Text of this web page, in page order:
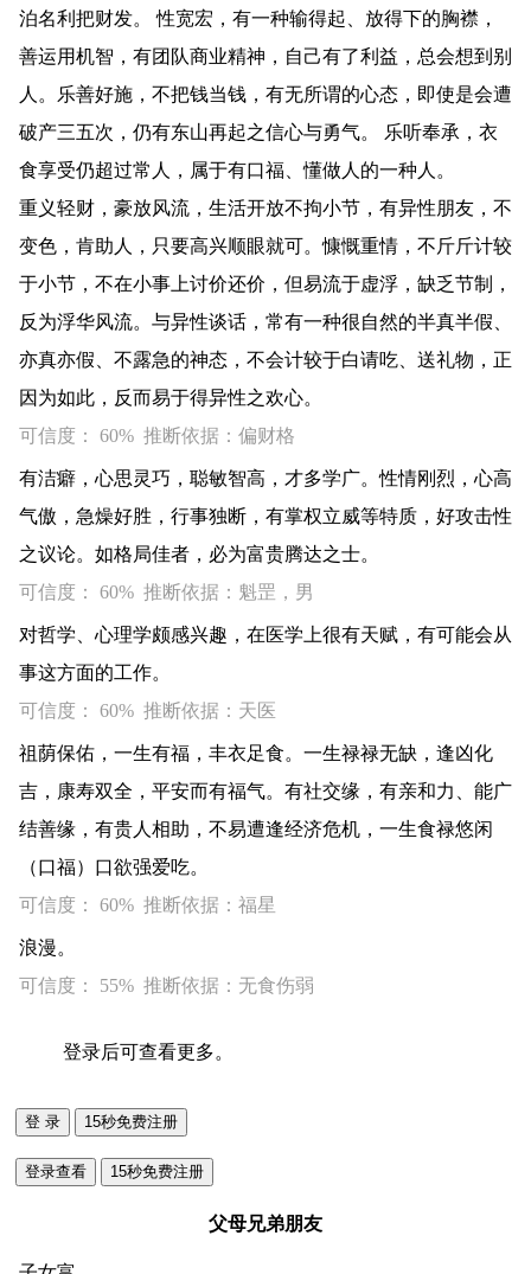
泊名利把财发。 性宽宏，有一种输得起、放得下的胸襟，
善运用机智，有团队商业精神，自己有了利益，总会想到别
人。乐善好施，不把钱当钱，有无所谓的心态，即使是会遭
破产三五次，仍有东山再起之信心与勇气。 乐听奉承，衣
食享受仍超过常人，属于有口福、懂做人的一种人。
重义轻财，豪放风流，生活开放不拘小节，有异性朋友，不
变色，肯助人，只要高兴顺眼就可。慷慨重情，不斤斤计较
于小节，不在小事上讨价还价，但易流于虚浮，缺乏节制，
反为浮华风流。与异性谈话，常有一种很自然的半真半假、
亦真亦假、不露急的神态，不会计较于白请吃、送礼物，正
因为如此，反而易于得异性之欢心。
可信度： 60% 推断依据：偏财格
有洁癖，心思灵巧，聪敏智高，才多学广。性情刚烈，心高
气傲，急燥好胜，行事独断，有掌权立威等特质，好攻击性
之议论。如格局佳者，必为富贵腾达之士。
可信度： 60% 推断依据：魁罡，男
对哲学、心理学颇感兴趣，在医学上很有天赋，有可能会从
事这方面的工作。
可信度： 60% 推断依据：天医
祖荫保佑，一生有福，丰衣足食。一生禄禄无缺，逢凶化
吉，康寿双全，平安而有福气。有社交缘，有亲和力、能广
结善缘，有贵人相助，不易遭逢经济危机，一生食禄悠闲
（口福）口欲强爱吃。
可信度： 60% 推断依据：福星
浪漫。
可信度： 55% 推断依据：无食伤弱
登录后可查看更多。
父母兄弟朋友